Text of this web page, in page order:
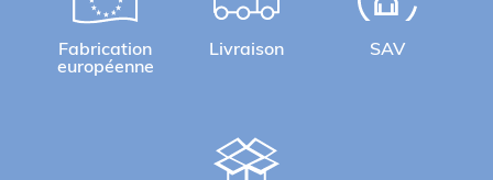
Fabrication
européenne
Livraison SAV